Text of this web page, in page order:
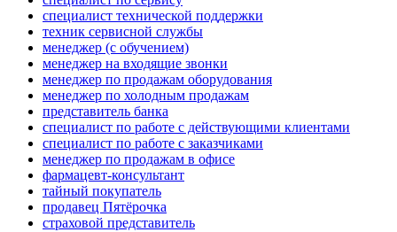
специалист технической поддержки
техник сервисной службы
менеджер (с обучением)
менеджер на входящие звонки
менеджер по продажам оборудования
менеджер по холодным продажам
представитель банка
специалист по работе с действующими клиентами
специалист по работе с заказчиками
менеджер по продажам в офисе
фармацевт-консультант
тайный покупатель
продавец Пятёрочка
страховой представитель